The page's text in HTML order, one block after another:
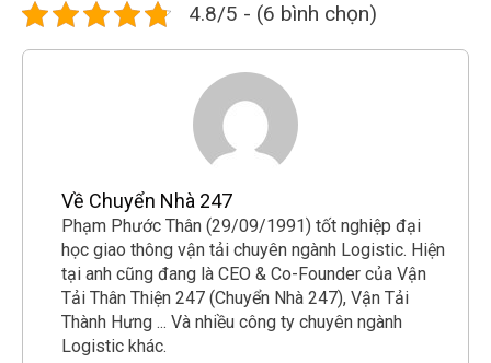
4.8/5 - (6 bình chọn)
Về Chuyển Nhà 247
Phạm Phước Thân (29/09/1991) tốt nghiệp đại
học giao thông vận tải chuyên ngành Logistic. Hiện
tại anh cũng đang là CEO & Co-Founder của Vận
Tải Thân Thiện 247 (Chuyển Nhà 247), Vận Tải
Thành Hưng ... Và nhiều công ty chuyên ngành
Logistic khác.